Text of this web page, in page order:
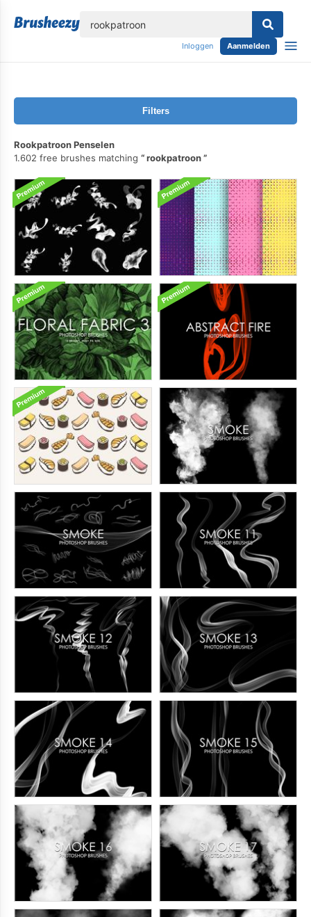
Inloggen Aanmelden
Filters
Rookpatroon Penselen
1.602 free brushes matching
rookpatroon